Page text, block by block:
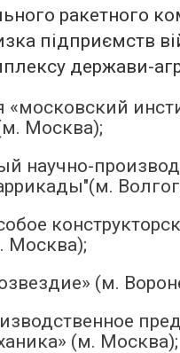
ракетного
підприємств
держави-
Москва);
научно-
Москва);
(м.
(м. Москва);